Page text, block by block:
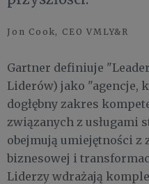
Jon Cook, CEO VMLY&R
Gartner definiuje
Liderów) jako "agencje,
dogłębny zakres
związanych z usługami
obejmują umiejętności z
biznesowej i
Liderzy wdrażają